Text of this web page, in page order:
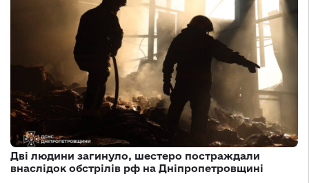
Дві людини загинуло, шестеро постраждали
внаслідок обстрілів рф на Дніпропетровщині